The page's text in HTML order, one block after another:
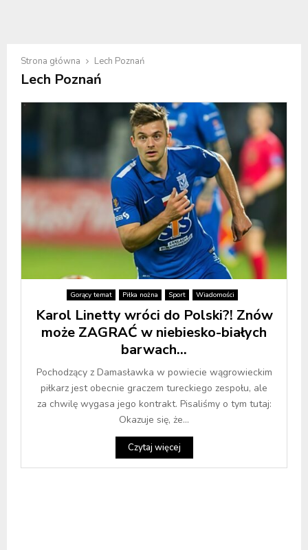
Strona główna Lech Poznań
Lech Poznań
Gorący temat Piłka nożna Sport Wiadomości
Karol Linetty wróci do Polski?! Znów
może ZAGRAĆ w niebiesko-białych
barwach…
Pochodzący z Damasławka w powiecie wągrowieckim
piłkarz jest obecnie graczem tureckiego zespołu, ale
za chwilę wygasa jego kontrakt. Pisaliśmy o tym tutaj:
Okazuje się, że...
Czytaj więcej